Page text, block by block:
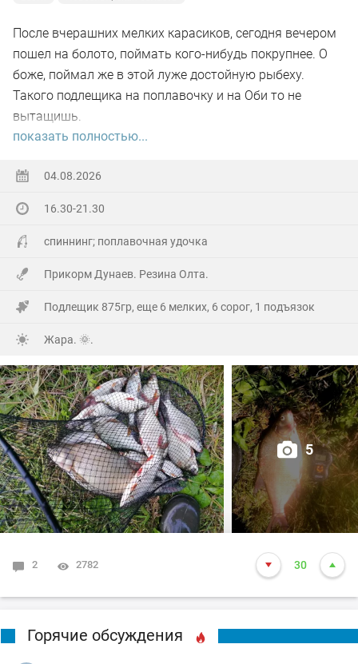
После вчерашних мелких карасиков, сегодня вечером
пошел на болото, поймать кого-нибудь покрупнее. О
боже, поймал же в этой луже достойную рыбеху.
Такого подлещика на поплавочку и на Оби то не
вытащишь.
поймал.
На заказе еще покидал спиннинг. Поймал 8 наников.
Отпустил, и пошел домой.
показать полностью...
04.08.2026
16.30-21.30
спиннинг; поплавочная удочка
Прикорм Дунаев. Резина Олта.
Подлещик 875гр, еще 6 мелких, 6 сорог, 1 подъязок
Жара. 🌞.
5
2 2782 30
Горячие обсуждения